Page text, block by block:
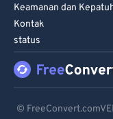
Keamanan dan
Kontak
status
©